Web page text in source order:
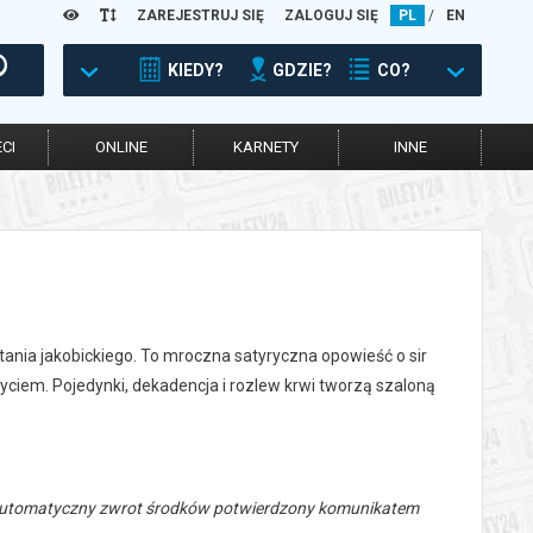
ZAREJESTRUJ SIĘ ZALOGUJ SIĘ PL / EN
KIEDY? GDZIE? CO?
ONLINE KARNETY INNE
jakobickiego. To mroczna satyryczna opowieść o sir
Pojedynki, dekadencja i rozlew krwi tworzą szaloną
zwrot środków potwierdzony komunikatem